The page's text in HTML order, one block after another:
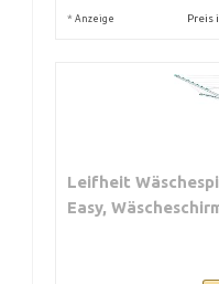
* Anzeige Preis
Leifheit
Easy,